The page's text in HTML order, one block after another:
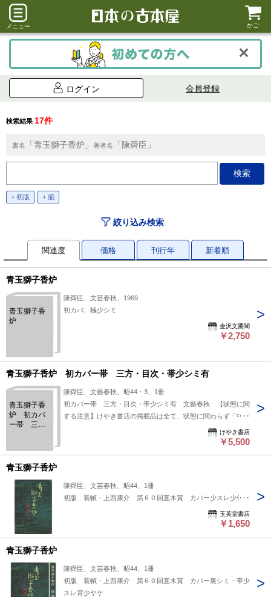
メニュー かご
ログイン 会員登録
検索結果 17件
書名 「青玉獅子香炉」 著者名 「陳舜臣」
+ 初版 + 揃
絞り込み検索
関連度 価格 刊行年 新着順
青玉獅子香炉
青玉獅子香
炉
陳舜臣、文芸春秋、1969
初カバ、極少シミ
金沢文圃閣
￥2,750
青玉獅子香炉 初カバー帯 三方・目次・帯少シミ有
青玉獅子香
炉 初カバ
ー帯 三
陳舜臣、文藝春秋、昭44・3、1冊
初カバー帯 三方・目次・帯少シミ有 文藝春秋 【状態に関
する注意】けやき書店の掲載品は全て、状態に関わらず「中古
品（並）」と表示されています。「日本の古本屋」は６段階の
「状態」表記が必須となりましたが、当店の扱う商品の特質
い。状態表記の無いものは特に問題なく良好とお考え下さ
い。:
けやき書店
￥5,500
青玉獅子香炉
陳舜臣、文芸春秋、昭44、1冊
初版 装幀・上西康介 第６０回直木賞 カバー少スレ少傷ミ
玉英堂書店
￥1,650
青玉獅子香炉
陳舜臣、文芸春秋、昭44、1冊
初版 装幀・上西康介 第６０回直木賞 カバー裏シミ・帯少
スレ背少ヤケ